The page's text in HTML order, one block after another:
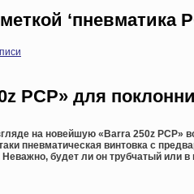
‘пневматика
PCP» для
на новейшую «Barra 250z PCP»
пневматическая винтовка с
Неважно, будет ли он трубчатый или